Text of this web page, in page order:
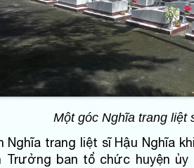
Một góc Nghĩa trang liệt
Nghĩa trang liệt sĩ Hậu Nghĩa
Trưởng ban tổ chức huyện